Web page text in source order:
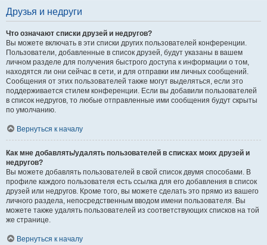
Друзья и недруги
Что означают списки друзей и недругов?
Вы можете включать в эти списки других пользователей конференции.
Пользователи, добавленные в список друзей, будут указаны в вашем
личном разделе для получения быстрого доступа к информации о том,
находятся ли они сейчас в сети, и для отправки им личных сообщений.
Сообщения от этих пользователей также могут выделяться, если это
поддерживается стилем конференции. Если вы добавили пользователей
в список недругов, то любые отправленные ими сообщения будут скрыты
по умолчанию.
Вернуться к началу
Как мне добавлять/удалять пользователей в списках моих друзей и
недругов?
Вы можете добавлять пользователей в свой список двумя способами. В
профиле каждого пользователя есть ссылка для его добавления в список
друзей или недругов. Кроме того, вы можете сделать это прямо из вашего
личного раздела, непосредственным вводом имени пользователя. Вы
можете также удалять пользователей из соответствующих списков на той
же странице.
Вернуться к началу